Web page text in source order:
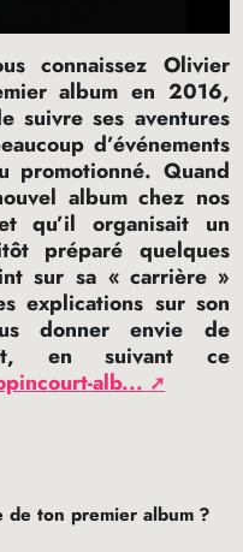
connaissez Olivier
album en 2016,
suivre ses aventures
d’événements
promotionné. Quand
album chez nos
qu’il organisait un
préparé quelques
sur sa « carrière »
explications sur son
donner envie de
en suivant ce
alb...
de ton premier album ?